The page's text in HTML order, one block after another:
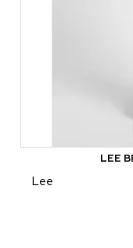
LEE
Lee